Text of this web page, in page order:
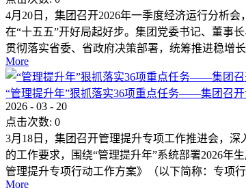
4月20日，集团召开2026年一季度经济运行分析
在“十五五”开好局起好步。集团党委书记、董事
贯彻落实省委、省政府决策部署，统筹推进稳增
More
“管理提升年”狠抓落实36项重点任务——集团召
2026 - 03 - 20
点击次数: 0
3月18日，集团召开管理提升专项工作推进会，
的工作要求，围绕“管理提升年”系统部署2026年
管理提升专项行动工作方案》（以下简称：专项
More